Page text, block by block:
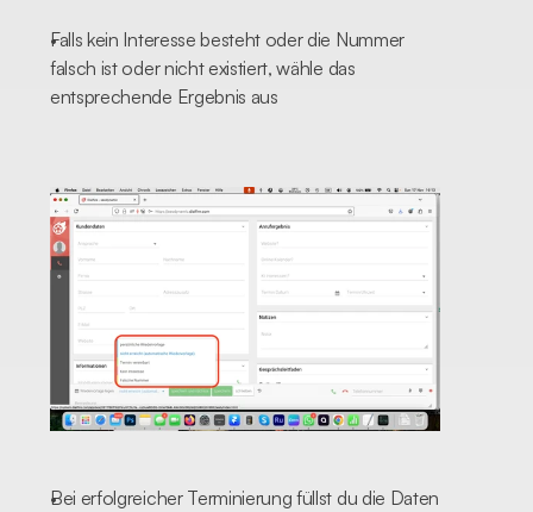
Falls kein Interesse besteht oder die Nummer
falsch ist oder nicht existiert, wähle das
entsprechende Ergebnis aus
Bei erfolgreicher Terminierung füllst du die Daten